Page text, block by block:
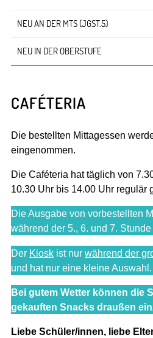
NEU AN DER MTS (JGST.5)
NEU IN DER OBERSTUFE
CAFÉTERIA
Die bestellten Mittagessen
eingenommen.
Die Caféteria hat täglich von
10.30 Uhr bis 14.00 Uhr regulär
Die Ausgabe von vorbestellten
während der 5., 6. und 7. Stunde
Der Kioskist nur während der
und hat nur eine kleine Auswahl.
Bei gutem Wetter können die
gekauften Snacks draußen
Liebe Schüler/innen, liebe